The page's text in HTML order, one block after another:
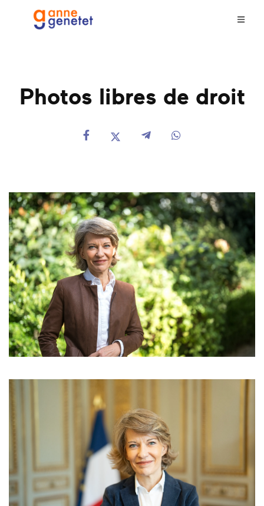
Photos libres de droit